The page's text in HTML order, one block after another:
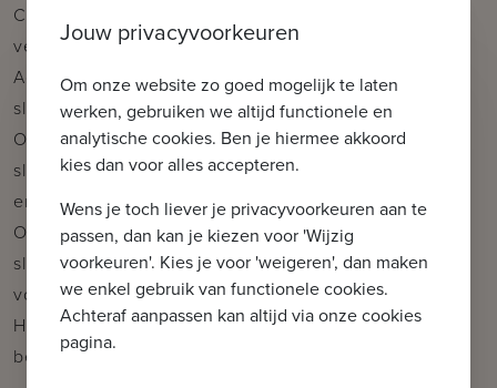
Centraal op dit verdiep werd een polyvalente
vergaderruimte voorzien.
Achteraan bevindt zich een tweede grote
slaapkamer/hotelkamer met bijhorende badkamer.
Op de tweede verdieping bevinden zich 4
slaapkamers/hotelkamers met telkens een badkamer
en apart toilet.
Op de dakverdieping werden eveneens 4
slaapkamers/hotelkamers met badkamer en toilet
voorzien.
Het gebouw is quasi volledig onderkelderd en
beschikt tevens over een lift achteraan het gebouw.
Jouw privacyvoorkeuren
Om onze website zo goed mogelijk te laten
werken, gebruiken we altijd functionele en
analytische cookies. Ben je hiermee akkoord
kies dan voor alles accepteren.
Wens je toch liever je privacyvoorkeuren aan te
passen, dan kan je kiezen voor 'Wijzig
voorkeuren'. Kies je voor 'weigeren', dan maken
we enkel gebruik van functionele cookies.
Achteraf aanpassen kan altijd via onze cookies
pagina.